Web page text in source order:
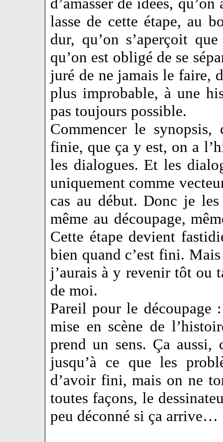
lasse de cette étape, au
dur, qu’on s’aperçoit
qu’on est obligé de se
juré de ne jamais le faire,
plus improbable, à une
pas toujours possible.
Commencer le synopsis,
finie, que ça y est, on a
les dialogues. Et les
uniquement comme
cas au début. Donc je
même au découpage,
Cette étape devient
bien quand c’est fini.
j’aurais à y revenir tôt ou
de moi.
Pareil pour le découpage
mise en scène de
prend un sens. Ça
jusqu’à ce que les
d’avoir fini, mais on ne
toutes façons, le
peu déconné si ça arrive…